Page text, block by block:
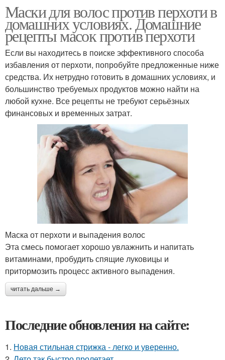
Маски для волос против перхоти в
домашних условиях. Домашние
рецепты масок против перхоти
Если вы находитесь в поиске эффективного способа
избавления от перхоти, попробуйте предложенные ниже
средства. Их нетрудно готовить в домашних условиях, и
большинство требуемых продуктов можно найти на
любой кухне. Все рецепты не требуют серьёзных
финансовых и временных затрат.
Маска от перхоти и выпадения волос
Эта смесь помогает хорошо увлажнить и напитать
витаминами, пробудить спящие луковицы и
притормозить процесс активного выпадения.
читать дальше →
Последние обновления на сайте:
1. Новая стильная стрижка - легко и уверенно.